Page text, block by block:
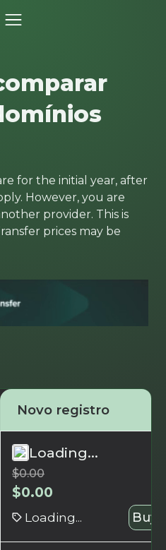
for the initial year, after
However, you are
provider. This is
prices may be
Novo registro
Loading...
$0.00
$0.00
Loading... Buy